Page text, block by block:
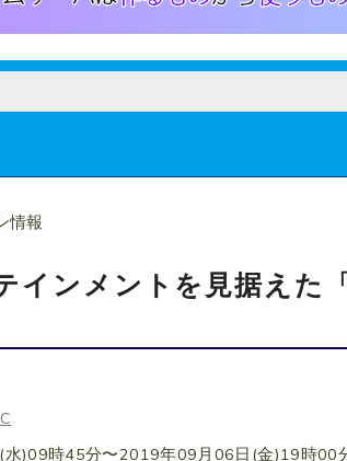
情報
インメントを見据えた
)09時45分〜2019年09月06日(金)19時00